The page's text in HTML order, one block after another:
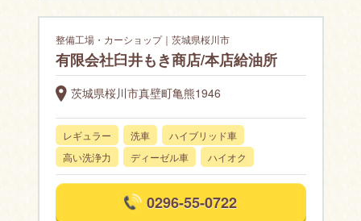
整備工場・カーショップ｜茨城県桜川市
有限会社臼井もき商店/本店給油所
茨城県桜川市真壁町亀熊1946
レギュラー 洗車
ハイブリッド車
高い洗浄力
ディーゼル車 ハイオク
0296-55-0722